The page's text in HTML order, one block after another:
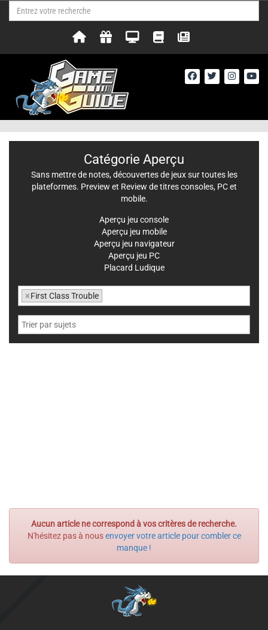
Aucun article ne correspond à vos critères de recherche.
N'hésitez pas à nousenvoyer votre article pour combler ce
manque !
Catégorie Aperçu
Sans mettre de notes, découvertes de jeux sur toutes les
plateformes. Preview et Review de titres consoles, PC et
mobile.
Aperçu jeu console
Aperçu jeu mobile
Aperçu jeu navigateur
Aperçu jeu PC
Placard Ludique
×First Class Trouble